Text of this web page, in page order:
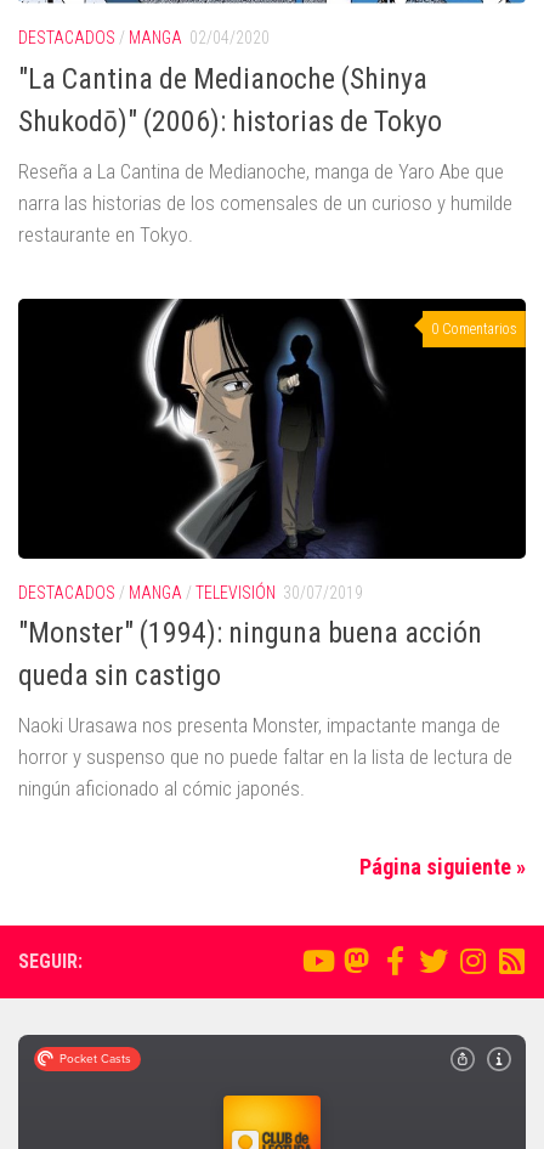
DESTACADOS / MANGA 02/04/2020
"La Cantina de Medianoche (Shinya
Shukodō)" (2006): historias de Tokyo
Reseña a La Cantina de Medianoche, manga de Yaro Abe que
narra las historias de los comensales de un curioso y humilde
restaurante en Tokyo.
0 Comentarios
DESTACADOS / MANGA / TELEVISIÓN 30/07/2019
"Monster" (1994): ninguna buena acción
queda sin castigo
Naoki Urasawa nos presenta Monster, impactante manga de
horror y suspenso que no puede faltar en la lista de lectura de
ningún aficionado al cómic japonés.
Página siguiente »
SEGUIR: